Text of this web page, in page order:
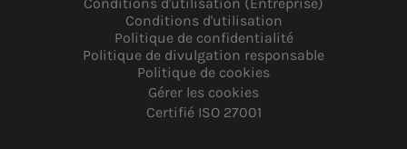
Conditions d'utilisation
Politique de confidentialité
Politique de divulgation responsable
Politique de cookies
Gérer les cookies
Certifié ISO 27001